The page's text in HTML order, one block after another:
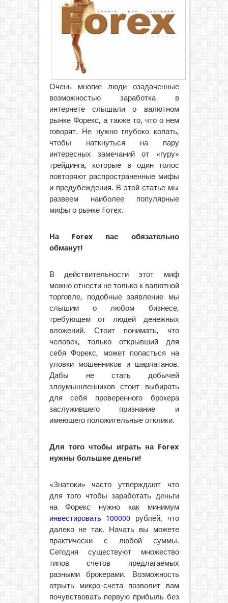
Очень многие люди озадаченные
возможностью заработка в
интернете слышали о валютном
рынке Форекс, а также то, что о нем
говорят. Не нужно глубоко копать,
чтобы наткнуться на пару
интересных замечаний от «гуру»
трейдинга, которые в один голос
повторяют распространенные мифы
и предубеждения. В этой статье мы
развеем наиболее популярные
мифы о рынке Forex.
На Forex вас обязательно
обманут!
В действительности этот миф
можно отнести не только к валютной
торговле, подобные заявление мы
слышим о любом бизнесе,
требующем от людей денежных
вложений. Стоит понимать, что
человек, только открывший для
себя Форекс, может попасться на
уловки мошенников и шарлатанов.
Дабы не стать добычей
злоумышленников стоит выбирать
для себя проверенного брокера
заслужившего признание и
имеющего положительные отклики.
Для того чтобы играть на Forex
нужны большие деньги!
«Знатоки» часто утверждают что
для того чтобы заработать деньги
на Форекс нужно как минимум
инвестировать 100000 рублей, что
далеко не так. Начать вы можете
практически с любой суммы.
Сегодня существуют множество
типов счетов предлагаемых
разными брокерами. Возможность
отрыть микро-счета позволит вам
почувствовать первую прибыль без